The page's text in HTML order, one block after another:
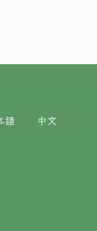
語 中文